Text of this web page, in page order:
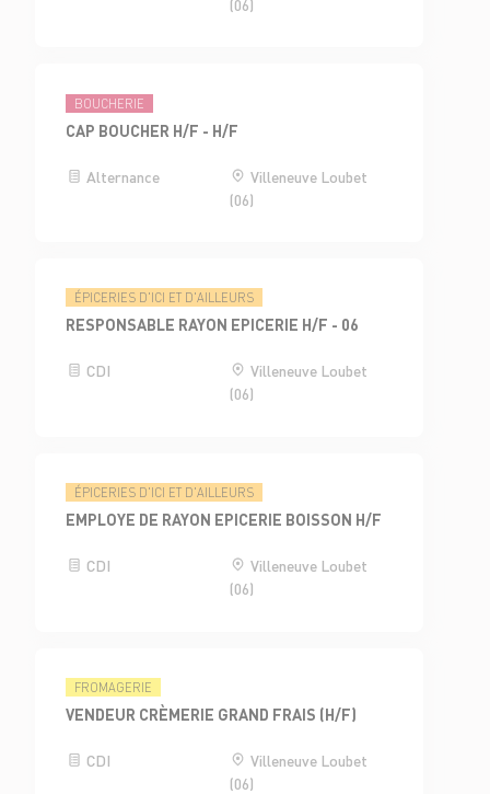
(06)
BOUCHERIE
CAP BOUCHER H/F - H/F
Alternance
Villeneuve Loubet
(06)
ÉPICERIES D'ICI ET D'AILLEURS
RESPONSABLE RAYON EPICERIE H/F - 06
CDI
Villeneuve Loubet
(06)
ÉPICERIES D'ICI ET D'AILLEURS
EMPLOYE DE RAYON EPICERIE BOISSON H/F
CDI
Villeneuve Loubet
(06)
FROMAGERIE
VENDEUR CRÈMERIE GRAND FRAIS (H/F)
CDI
Villeneuve Loubet
(06)